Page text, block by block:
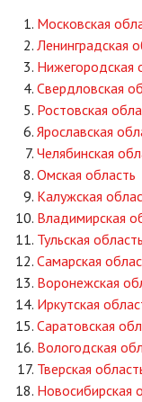
Московская
Ленинградская
Нижегородская
Свердловская
Ростовская
Ярославская
Челябинская
Омская область
Калужская
Владимирская
Тульская область
Самарская
Воронежская
Иркутская
Саратовская
Вологодская
Тверская
Новосибирская